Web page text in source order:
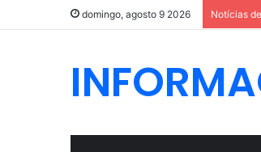
domingo, agosto 9 2026 Notícias